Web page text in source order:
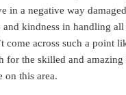
in a negative way
kindness in handling all
come across such a point
for the skilled and
on this area.